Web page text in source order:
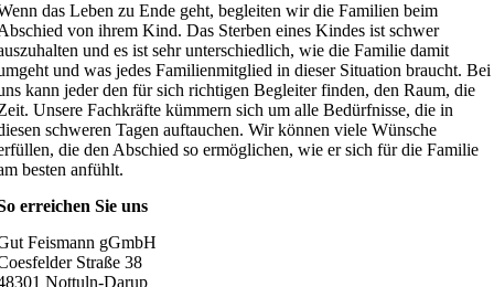
das Leben zu Ende geht, begleiten wir die Familien beim
von ihrem Kind. Das Sterben eines Kindes ist schwer
und es ist sehr unterschiedlich, wie die Familie damit
und was jedes Familienmitglied in dieser Situation braucht. Bei
kann jeder den für sich richtigen Begleiter finden, den Raum, die
Unsere Fachkräfte kümmern sich um alle Bedürfnisse, die in
schweren Tagen auftauchen. Wir können viele Wünsche
die den Abschied so ermöglichen, wie er sich für die Familie
besten anfühlt.
erreichen Sie uns
Feismann gGmbH
Straße 38
Nottuln-Darup